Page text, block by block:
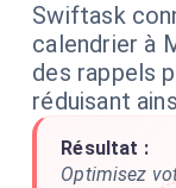
Swiftask
calendrier à
des rappels
réduisant
Résultat :
Optimisez